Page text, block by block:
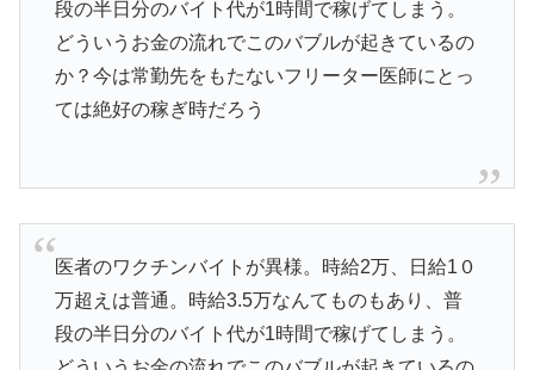
段の半日分のバイト代が1時間で稼げてしまう。
どういうお金の流れでこのバブルが起きているの
か？今は常勤先をもたないフリーター医師にとっ
ては絶好の稼ぎ時だろう
医者のワクチンバイトが異様。時給2万、日給1０
万超えは普通。時給3.5万なんてものもあり、普
段の半日分のバイト代が1時間で稼げてしまう。